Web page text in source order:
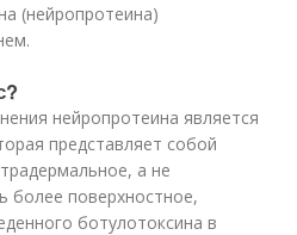
(нейропротеина)
нейропротеина является
представляет собой
а не
более поверхностное,
ботулотоксина в